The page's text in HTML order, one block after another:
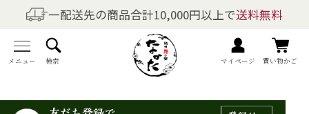
一配送先の商品合計10,000円以上で送料無料
メニュー 検索 マイページ 買い物かご
商品を探す
全商品一覧
梅干しの商品一覧